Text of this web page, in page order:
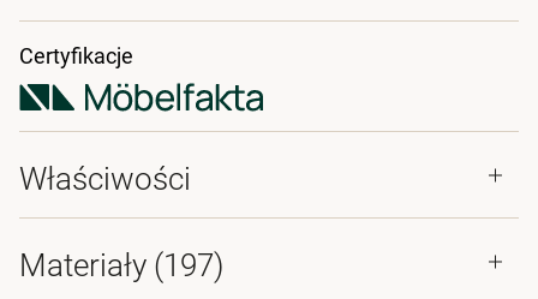
Certyfikacje
Właściwości
Materiały (197)